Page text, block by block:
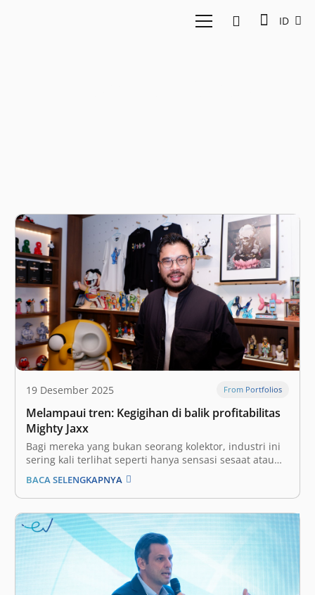
ID
19 Desember 2025 From Portfolios
Melampaui tren: Kegigihan di balik profitabilitas
Mighty Jaxx
Bagi mereka yang bukan seorang kolektor, industri ini
sering kali terlihat seperti hanya sensasi sesaat atau
tren semata. Namun, kenyataannya jauh lebih
kompleks. Karena industri ini justru erat kaitannya
dengan permainan logistik, hak kekayaan intelektual
(IP), dan analisis biaya per unit yang akurat. Ekonomi
digital…
BACA SELENGKAPNYA